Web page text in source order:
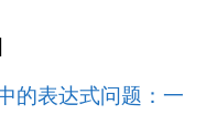
的表达式问题：一